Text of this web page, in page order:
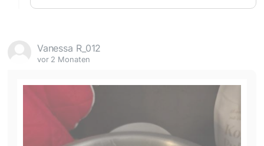
Vanessa R_012
vor 2 Monaten